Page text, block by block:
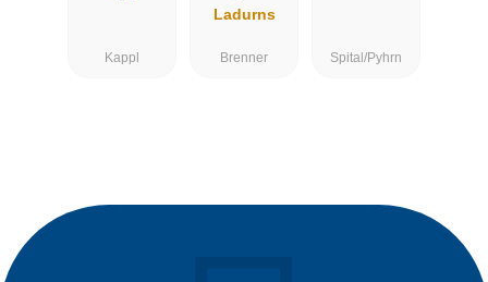
Kappl
Ladurns
Brenner Spital/Pyhrn